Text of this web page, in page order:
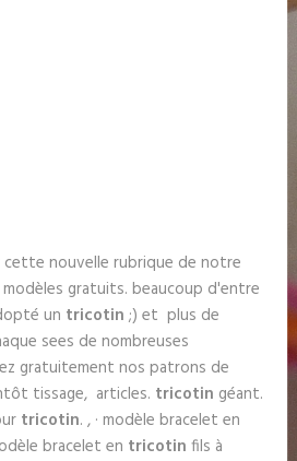
cette nouvelle rubrique de notre
gratuits. beaucoup d'entre
un tricotin ;) et plus de
sees de nombreuses
gratuitement nos patrons de
tissage, articles. tricotin géant.
tricotin. , · modèle bracelet en
bracelet en tricotin fils à